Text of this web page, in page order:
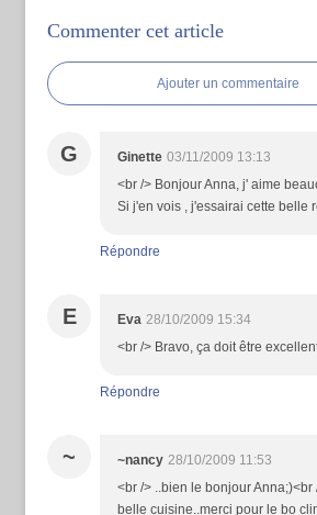
Commenter cet article
Ajouter un commentaire
G Ginette 03/11/2009 13:13
<br /> Bonjour Anna, j' aime
Si j'en vois , j'essairai cette belle
Répondre
E Eva 28/10/2009 15:34
<br /> Bravo, ça doit être
Répondre
~ ~nancy 28/10/2009 11:53
<br /> ..bien le bonjour
belle cuisine..merci pour le bo